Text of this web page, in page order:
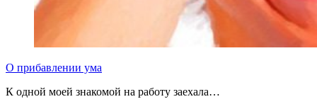
О прибавлении ума
К одной моей знакомой на работу заехала…